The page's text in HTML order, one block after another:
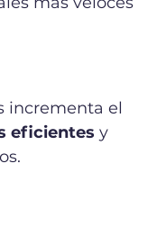
incrementa el
eficientes y